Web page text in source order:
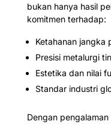
bukan hanya hasil
komitmen terhadap:
Ketahanan jangka
Presisi metalurgi
Estetika dan nilai
Standar industri
Dengan